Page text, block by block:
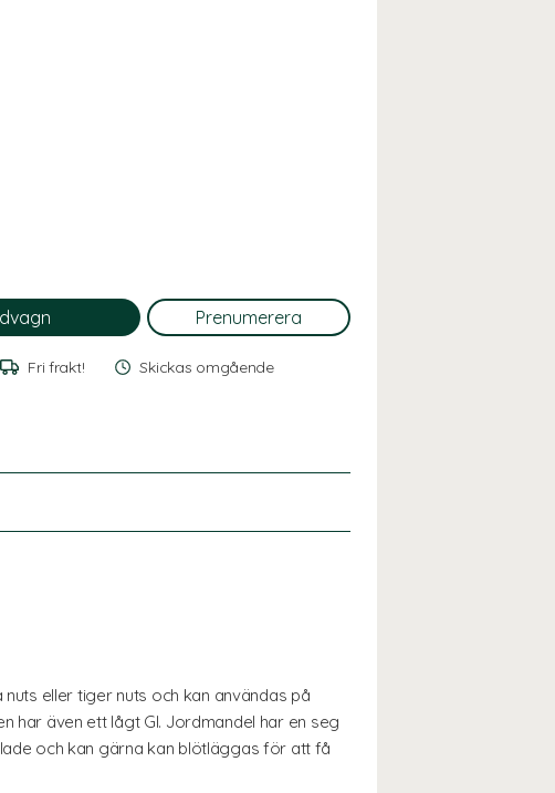
Fri frakt! Skickas omgående
eller tiger nuts och kan användas på
har även ett lågt GI. Jordmandel har en seg
och kan gärna kan blötläggas för att få